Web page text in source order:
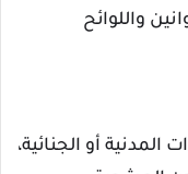
واللوائح
أو الجنائية،